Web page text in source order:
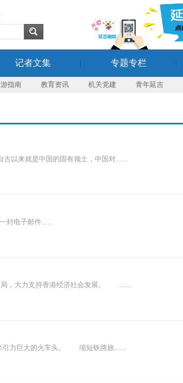
记者文集 专题专栏
指南 教育资讯 机关党建 青年延吉
以来就是中国的固有领土，中国对......
封电子邮件......
局，大力支持香港经济社会发展。 ......
引力巨大的火车头。 缩短铁路旅......